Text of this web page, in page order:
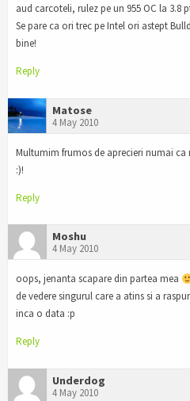
aud carcoteli, rulez pe un 955 OC la 3.8
Se pare ca ori trec pe Intel ori astept
bine!
Reply
Matose
4 May 2010
Multumim frumos de aprecieri numai ca
:)!
Reply
Moshu
4 May 2010
oops, jenanta scapare din partea mea
de vedere singurul care a atins si a
inca o data :p
Reply
Underdog
4 May 2010